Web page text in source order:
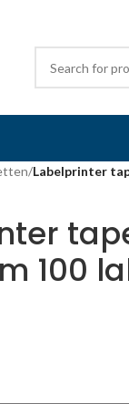
/Labelprinter
100